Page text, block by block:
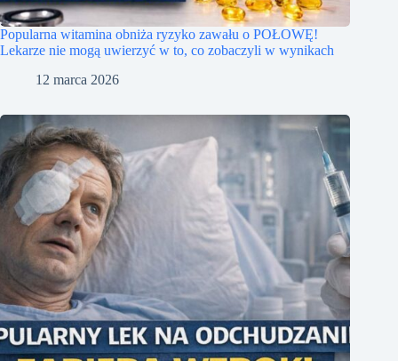
Popularna witamina obniża ryzyko zawału o POŁOWĘ!
Lekarze nie mogą uwierzyć w to, co zobaczyli w wynikach
12 marca 2026